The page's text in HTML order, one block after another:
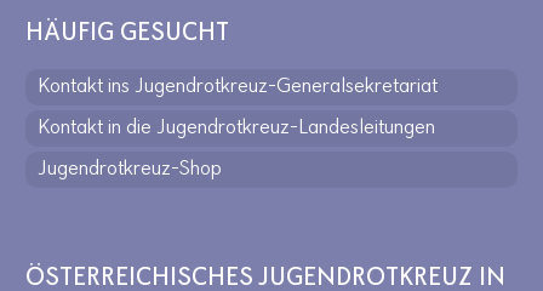
HÄUFIG GESUCHT
Kontakt ins Jugendrotkreuz-Generalsekretariat
Kontakt in die Jugendrotkreuz-Landesleitungen
Jugendrotkreuz-Shop
ÖSTERREICHISCHES JUGENDROTKREUZ IN